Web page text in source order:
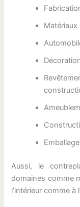
Emballage
Aussi, le
domaines comme
l’intérieur comme à